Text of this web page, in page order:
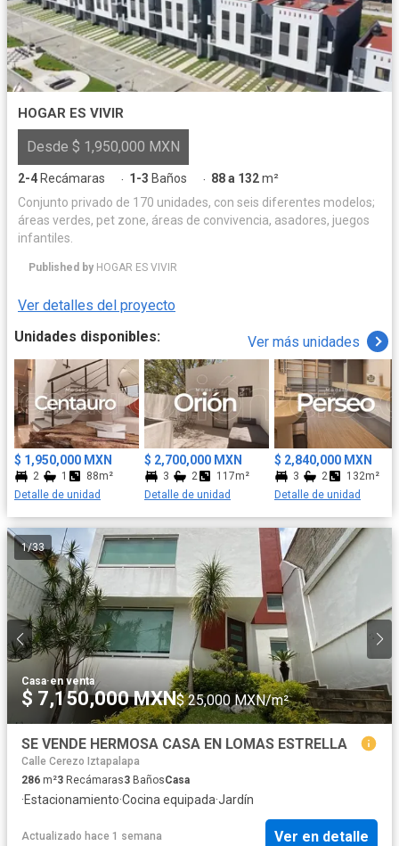
HOGAR ES VIVIR
Desde $ 1,950,000 MXN
2-4 Recámaras · 1-3 Baños · 88 a 132m²
Conjunto privado de 170 unidades, con seis diferentes modelos;
áreas verdes, pet zone, áreas de convivencia, asadores, juegos
infantiles.
Published by HOGAR ES VIVIR
Ver detalles del proyecto
Unidades disponibles:
Ver más unidades
$ 1,950,000 MXN
2 1
88m²
Detalle de unidad
$ 2,700,000 MXN
3 2
117m²
Detalle de unidad
$ 2,840,000 MXN
3 2
132m²
Detalle de unidad
1/33
Casa·en venta
$ 7,150,000 MXN$ 25,000 MXN/m²
SE VENDE HERMOSA CASA EN LOMAS ESTRELLA
Calle Cerezo Iztapalapa
286 m²3 Recámaras3 BañosCasa
·Estacionamiento·Cocina equipada·Jardín
Actualizado hace 1 semana Ver en detalle